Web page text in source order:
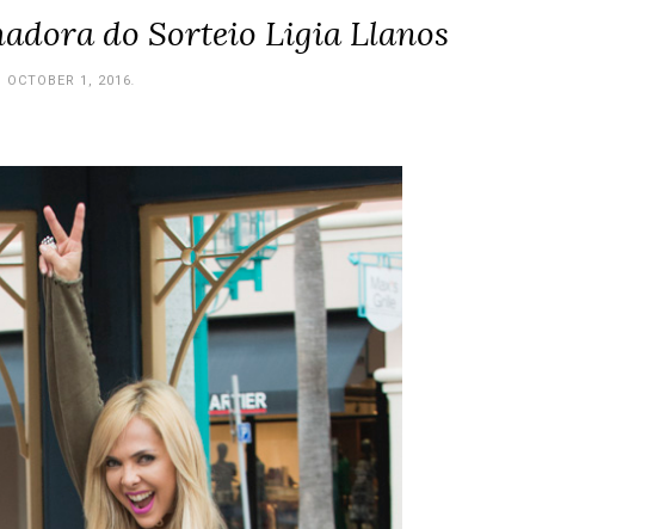
do Sorteio Ligia Llanos
OCTOBER 1, 2016.